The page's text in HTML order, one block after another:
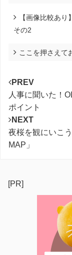
【画像比較あ
その2
ここを押さえて
PREV
人事に聞いた！
ポイント
NEXT
夜桜を観にいこ
MAP」
[PR]